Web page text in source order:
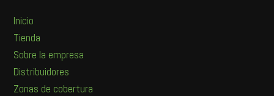
Inicio
Tienda
Sobre la empresa
Distribuidores
Zonas de cobertura